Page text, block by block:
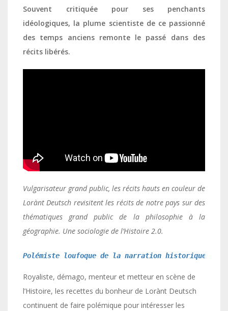
Souvent critiquée pour ses penchants
idéologiques, la plume scientiste de ce passionné
des temps anciens remonte le passé dans des
récits libérés.
Vulgarisateur grand public, les récits hauts en couleur de
Lorànt Deutsch revisitent les récits de notre pays sur des
thématiques grand public de la philosophie à la
géographie. Une sociologie de l’Histoire 2.0.
Polémiste loufoque de la narration historique ...
Royaliste, démago, menteur et metteur en scène de
l’Histoire, les recettes du bonheur de Lorànt Deutsch
continuent de faire polémique pour intéresser les